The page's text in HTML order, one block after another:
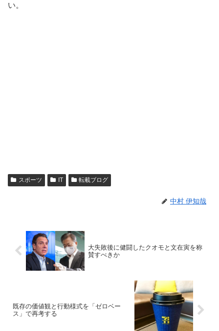
い。
スポーツ IT 転載ブログ
中村 伊知哉
大失敗後に健闘したクオモと文在寅を称
賛すべきか
既存の価値観と行動様式を「ゼロベー
ス」で再考する